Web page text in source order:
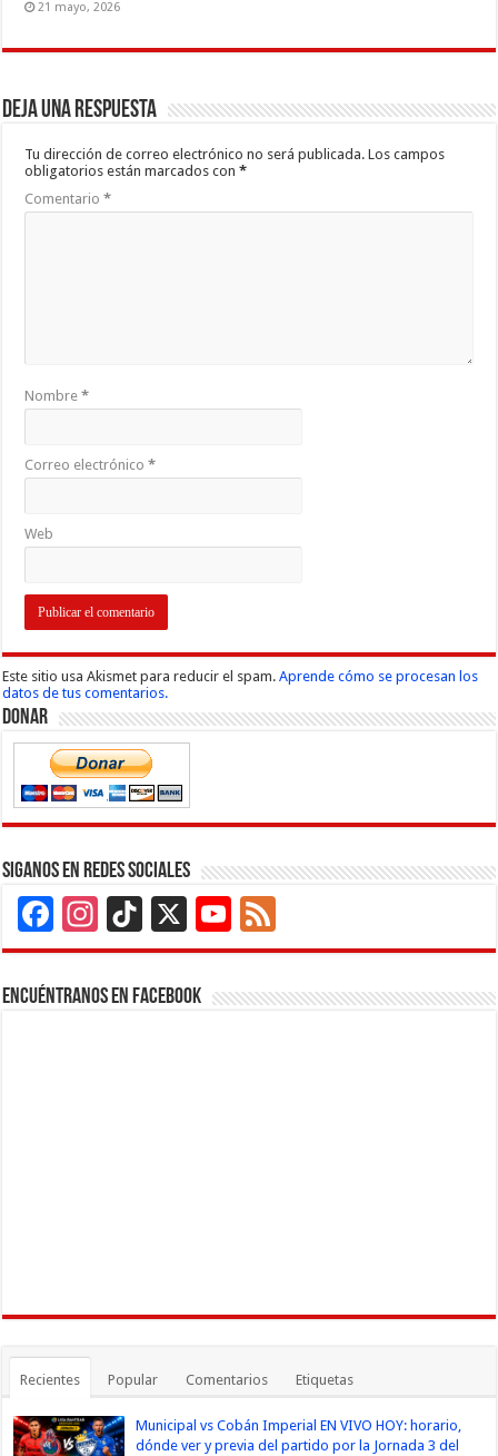
21 mayo, 2026
Deja una respuesta
Tu dirección de correo electrónico no será publicada. Los campos
obligatorios están marcados con*
Comentario*
Nombre*
Correo electrónico*
Web
Este sitio usa Akismet para reducir el spam.Aprende cómo se procesan los
datos de tus comentarios.
Donar
Siganos en Redes Sociales
Facebook
Instagram
TikTok
X
YouTube
Channel
Encuéntranos en Facebook
Recientes Popular Comentarios Etiquetas
Municipal vs Cobán Imperial EN VIVO HOY: horario,
dónde ver y previa del partido por la Jornada 3 del